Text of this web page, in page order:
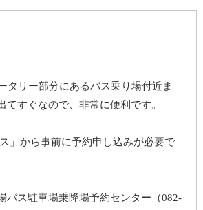
タリー部分にあるバス乗り場付近ま
てすぐなので、非常に便利です。
」から事前に予約申し込みが必要で
バス駐車場乗降場予約センター（082-